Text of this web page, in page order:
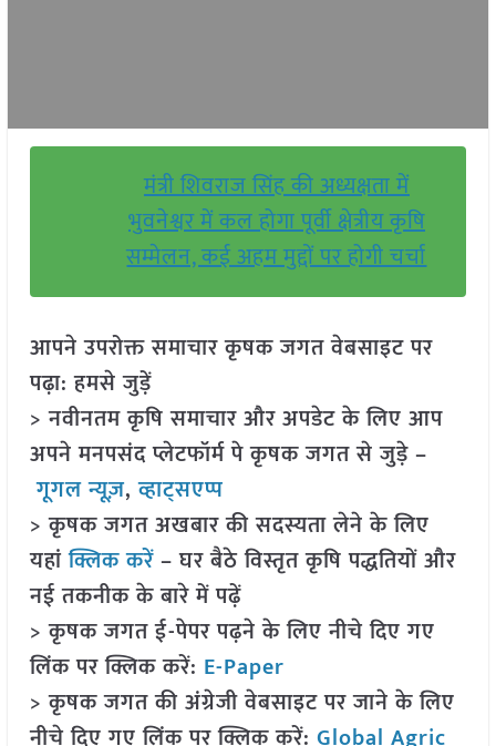
मंत्री शिवराज सिंह की अध्यक्षता में
भुवनेश्वर में कल होगा पूर्वी क्षेत्रीय कृषि
सम्मेलन, कई अहम मुद्दों पर होगी चर्चा
आपने उपरोक्त समाचार कृषक जगत वेबसाइट पर
पढ़ा: हमसे जुड़ें
> नवीनतम कृषि समाचार और अपडेट के लिए आप
अपने मनपसंद प्लेटफॉर्म पे कृषक जगत से जुड़े –
गूगल न्यूज़,व्हाट्सएप्प
> कृषक जगत अखबार की सदस्यता लेने के लिए
यहांक्लिक करें– घर बैठे विस्तृत कृषि पद्धतियों और
नई तकनीक के बारे में पढ़ें
> कृषक जगत ई-पेपर पढ़ने के लिए नीचे दिए गए
लिंक पर क्लिक करें: E-Paper
> कृषक जगत की अंग्रेजी वेबसाइट पर जाने के लिए